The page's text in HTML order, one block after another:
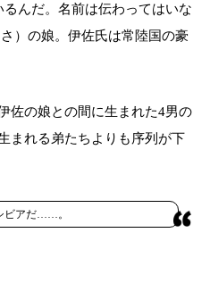
んだ。名前は伝わってはいな
）の娘。伊佐氏は常陸国の豪
佐の娘との間に生まれた4男の
まれる弟たちよりも序列が下
ビアだ……。